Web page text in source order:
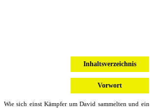
Inhaltsverzeichnis
Vorwort
Wie sich einst Kämpfer um David sammelten und ein